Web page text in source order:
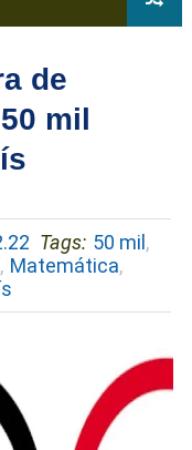
de
mil
Tags: 50 mil,
, Matemática,